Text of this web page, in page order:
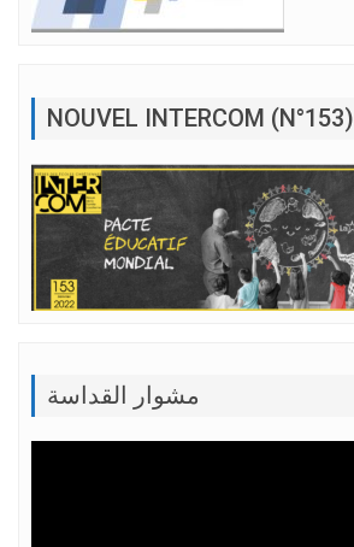
NOUVEL INTERCOM (N°153)
مشوار القداسة